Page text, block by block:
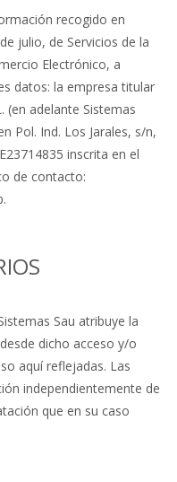
recogido en
julio, de Servicios de la
Electrónico, a
datos: la empresa titular
(en adelante Sistemas
Pol. Ind. Los Jarales, s/n,
inscrita en el
de contacto:
Sau atribuye la
dicho acceso y/o
aquí reflejadas. Las
independientemente de
que en su caso